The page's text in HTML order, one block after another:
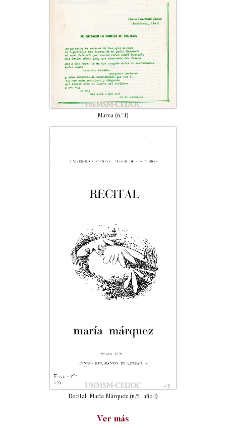
Marea (n.º4)
Recital: María Márquez (n.º1, año I)
Ver más